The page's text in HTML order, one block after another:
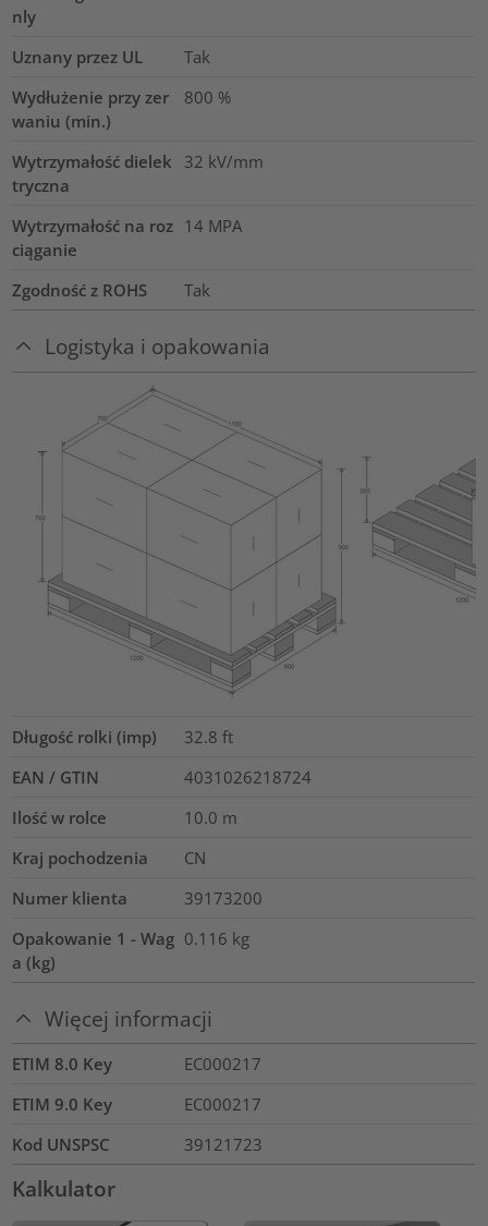
nly
Uznany przez UL
Tak
Wydłużenie przy zer
waniu (min.)
800 %
Wytrzymałość dielek
tryczna
32 kV/mm
Wytrzymałość na roz
ciąganie
14 MPA
Zgodność z ROHS Tak
Logistyka i opakowania
Długość rolki (imp) 32.8 ft
EAN / GTIN
4031026218724
Ilość w rolce
10.0 m
Kraj pochodzenia
CN
Numer klienta
39173200
Opakowanie 1 - Wag
a (kg)
0.116 kg
Więcej informacji
ETIM 8.0 Key
EC000217
ETIM 9.0 Key
EC000217
Kod UNSPSC
39121723
Kalkulator